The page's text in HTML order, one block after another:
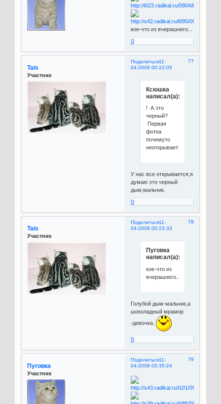
кое-что из вчерашнего...
0
Поделиться 77
11-
04-2009 00:22:05
Tais
Участник
Ксюшка
написал(а):
! А это
черный?
Первая
фотка
почемуто
неоткрываеться!
У нас все открывается,я
думаю это черный
дым,мальчик.
0
Поделиться 78
11-
04-2009 00:23:33
Tais
Участник
Пуговка
написал(а):
кое-что из
вчерашнего...
Голубой дым-мальчик,а
шоколадный мрамор
-девочка.
0
Поделиться 79
11-
04-2009 00:35:24
Пуговка
Участник